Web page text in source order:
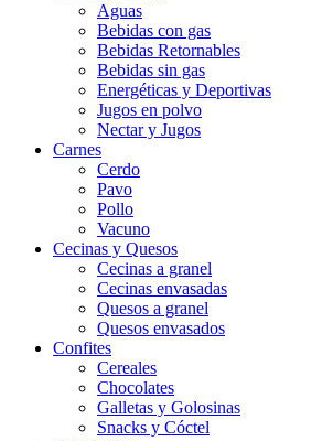
Aguas
Bebidas con gas
Bebidas Retornables
Bebidas sin gas
Energéticas y Deportivas
Jugos en polvo
Nectar y Jugos
Carnes
Cerdo
Pavo
Pollo
Vacuno
Cecinas y Quesos
Cecinas a granel
Cecinas envasadas
Quesos a granel
Quesos envasados
Confites
Cereales
Chocolates
Galletas y Golosinas
Snacks y Cóctel